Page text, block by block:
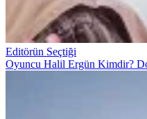
Editörün Seçtiği
Oyuncu Halil Ergün Kimdir?